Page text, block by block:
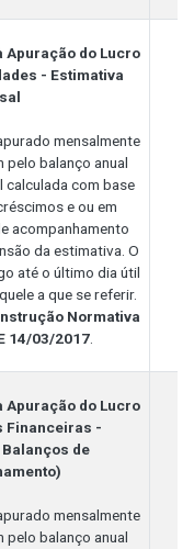
Apuração do Lucro
- Estimativa
mensalmente
pelo balanço anual
calculada com base
e ou em
acompanhamento
da estimativa. O
até o último dia útil
a que se referir.
Normativa
14/03/2017
Apuração do Lucro
Financeiras -
de
mensalmente
pelo balanço anual